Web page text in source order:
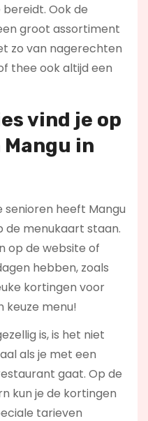
Ook de
groot assortiment
zo van nagerechten
thee ook altijd een
vind je op
in
senioren heeft Mangu
de menukaart staan.
op de website of
hebben, zoals
kortingen voor
keuze menu!
is, is het niet
als je met een
gaat. Op de
kun je de kortingen
tarieven